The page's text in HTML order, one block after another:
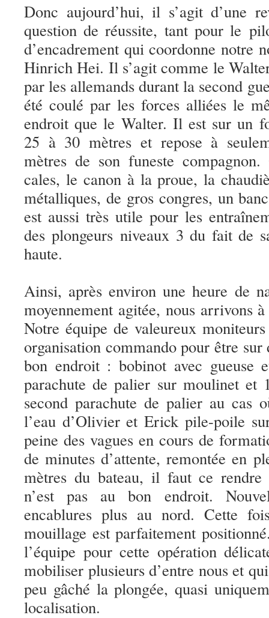
Donc aujourd’hui, il s’agit d’une
question de réussite, tant pour le
d’encadrement qui coordonne notre
Hinrich Hei. Il s’agit comme le
par les allemands durant la second
été coulé par les forces alliées le
endroit que le Walter. Il est sur un
25 à 30 mètres et repose à
mètres de son funeste
cales, le canon à la proue, la
métalliques, de gros congres, un
est aussi très utile pour les
des plongeurs niveaux 3 du fait de
haute.
Ainsi, après environ une heure de
moyennement agitée, nous arrivons
Notre équipe de valeureux
organisation commando pour être
bon endroit : bobinot avec gueuse
parachute de palier sur moulinet et
second parachute de palier au cas
l’eau d’Olivier et Erick pile-poile
peine des vagues en cours de
de minutes d’attente, remontée en
mètres du bateau, il faut ce rendre
n’est pas au bon endroit.
encablures plus au nord. Cette
mouillage est parfaitement
l’équipe pour cette opération
mobiliser plusieurs d’entre nous et
peu gâché la plongée, quasi
localisation.